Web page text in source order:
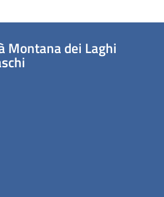
Montana dei Laghi